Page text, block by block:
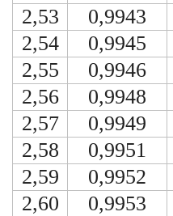
2,53
0,9943
2,54
0,9945
2,55
0,9946
2,56
0,9948
2,57
0,9949
2,58
0,9951
2,59
0,9952
2,60
0,9953